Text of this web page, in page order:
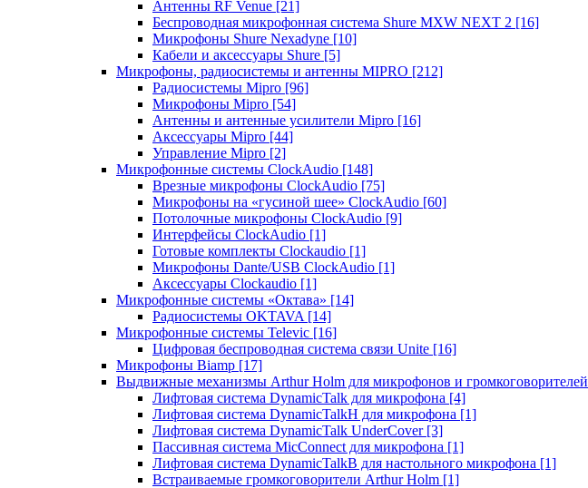
Антенны RF Venue [21]
Беспроводная микрофонная система Shure MXW NEXT 2 [16]
Микрофоны Shure Nexadyne [10]
Кабели и аксессуары Shure [5]
Микрофоны, радиосистемы и антенны MIPRO [212]
Радиосистемы Mipro [96]
Микрофоны Mipro [54]
Антенны и антенные усилители Mipro [16]
Аксессуары Mipro [44]
Управление Mipro [2]
Микрофонные системы ClockAudio [148]
Врезные микрофоны ClockAudio [75]
Микрофоны на «гусиной шее» ClockAudio [60]
Потолочные микрофоны ClockAudio [9]
Интерфейсы ClockAudio [1]
Готовые комплекты Clockaudio [1]
Микрофоны Dante/USB ClockAudio [1]
Аксессуары Clockaudio [1]
Микрофонные системы «Октава» [14]
Радиосистемы OKTAVA [14]
Микрофонные системы Televic [16]
Цифровая беспроводная система связи Unite [16]
Микрофоны Biamp [17]
Выдвижные механизмы Arthur Holm для микрофонов и громкоговорителей
Лифтовая система DynamicTalk для микрофона [4]
Лифтовая система DynamicTalkH для микрофона [1]
Лифтовая система DynamicTalk UnderCover [3]
Пассивная система MicConnect для микрофона [1]
Лифтовая система DynamicTalkB для настольного микрофона [1]
Встраиваемые громкоговорители Arthur Holm [1]